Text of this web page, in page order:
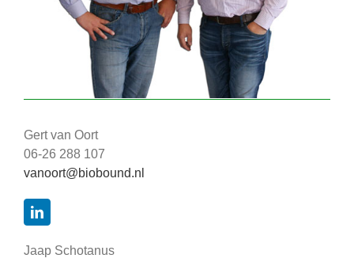
Gert van Oort
06-26 288 107
vanoort@biobound.nl
Jaap Schotanus